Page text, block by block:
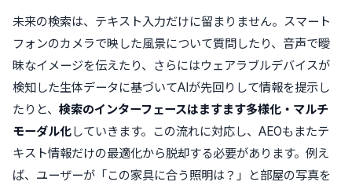
未来の検索は、テキスト入力だけに留まりません。スマート
フォンのカメラで映した風景について質問したり、音声で曖
昧なイメージを伝えたり、さらにはウェアラブルデバイスが
検知した生体データに基づいてAIが先回りして情報を提示し
たりと、 検索のインターフェースはますます多様化・マルチ
モーダル化していきます。この流れに対応し、AEOもまたテ
キスト情報だけの最適化から脱却する必要があります。例え
ば、ユーザーが「この家具に合う照明は？」と部屋の写真を